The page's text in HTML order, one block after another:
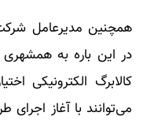
همچنین مدیرعامل شرکت
در این باره به همشهری
کالابرگ الکترونیکی
می‌توانند با آغاز اجرای